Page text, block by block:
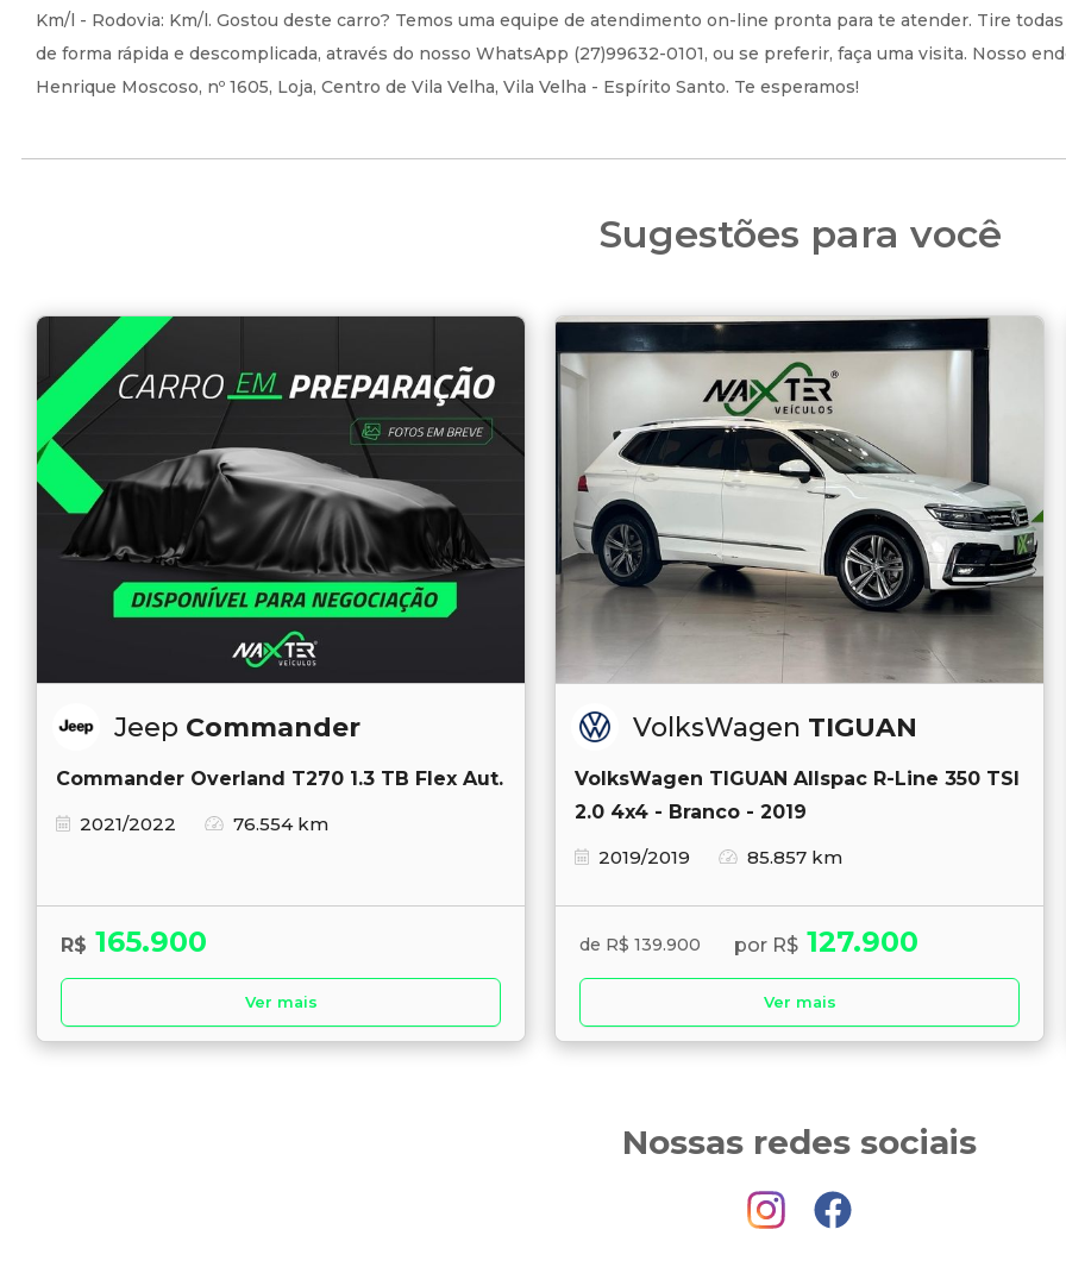
Km/l - Rodovia: Km/l. Gostou deste carro? Temos uma equipe de atendimento on-line pronta para te atender. Tire
de forma rápida e descomplicada, através do nosso WhatsApp (27)99632-0101, ou se preferir, faça uma visita. Nosso
Henrique Moscoso, nº 1605, Loja, Centro de Vila Velha, Vila Velha - Espírito Santo. Te esperamos!
Sugestões para você
Jeep Commander
Commander Overland T270 1.3 TB Flex Aut.
2021/2022
76.554 km
R$ 165.900
Ver mais
VolksWagen TIGUAN
VolksWagen TIGUAN Allspac R-Line 350 TSI
2.0 4x4 - Branco - 2019
2019/2019
85.857 km
de R$ 139.900 por R$ 127.900
Ver mais
Nossas redes sociais